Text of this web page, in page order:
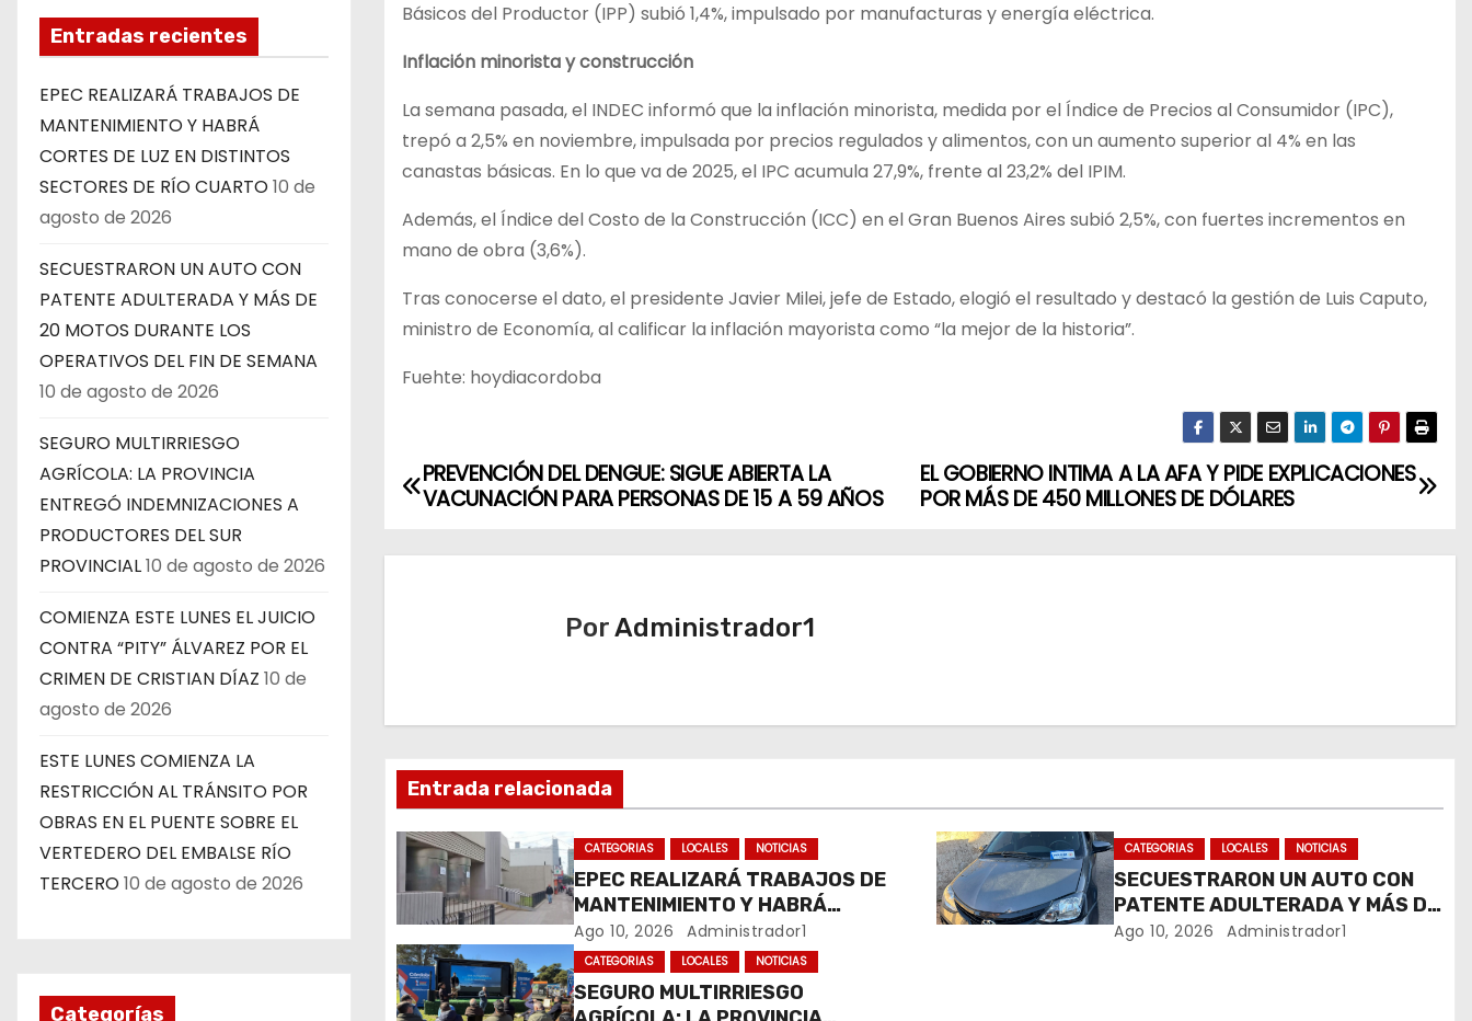
Entradas recientes
EPEC REALIZARÁ TRABAJOS DE
MANTENIMIENTO Y HABRÁ
CORTES DE LUZ EN DISTINTOS
SECTORES DE RÍO CUARTO10 de
agosto de 2026
SECUESTRARON UN AUTO CON
PATENTE ADULTERADA Y MÁS DE
20 MOTOS DURANTE LOS
OPERATIVOS DEL FIN DE SEMANA
10 de agosto de 2026
SEGURO MULTIRRIESGO
AGRÍCOLA: LA PROVINCIA
ENTREGÓ INDEMNIZACIONES A
PRODUCTORES DEL SUR
PROVINCIAL10 de agosto de 2026
COMIENZA ESTE LUNES EL JUICIO
CONTRA “PITY” ÁLVAREZ POR EL
CRIMEN DE CRISTIAN DÍAZ 10 de
agosto de 2026
ESTE LUNES COMIENZA LA
RESTRICCIÓN AL TRÁNSITO POR
OBRAS EN EL PUENTE SOBRE EL
VERTEDERO DEL EMBALSE RÍO
TERCERO10 de agosto de 2026
Categorías
Básicos del Productor (IPP) subió 1,4%, impulsado por manufacturas y energía eléctrica.
Inflación minorista y construcción
La semana pasada, el INDEC informó que la inflación minorista, medida por el Índice de Precios al Consumidor (IPC),
trepó a 2,5% en noviembre, impulsada por precios regulados y alimentos, con un aumento superior al 4% en las
canastas básicas. En lo que va de 2025, el IPC acumula 27,9%, frente al 23,2% del IPIM.
Además, el Índice del Costo de la Construcción (ICC) en el Gran Buenos Aires subió 2,5%, con fuertes incrementos en
mano de obra (3,6%).
Tras conocerse el dato, el presidente Javier Milei, jefe de Estado, elogió el resultado y destacó la gestión de Luis Caputo,
ministro de Economía, al calificar la inflación mayorista como “la mejor de la historia”.
Fuehte: hoydiacordoba
N
c
i
ó
n
d
e
EL GOBIERNO INTIMA A LA AFA Y PIDE EXPLICACIONES
POR MÁS DE 450 MILLONES DE DÓLARES
PREVENCIÓN DEL DENGUE: SIGUE ABIERTA LA
VACUNACIÓN PARA PERSONAS DE 15 A 59 AÑOS
PorAdministrador1
Entrada relacionada
CATEGORIAS LOCALES NOTICIAS
EPEC REALIZARÁ TRABAJOS DE
MANTENIMIENTO Y HABRÁ
CORTES DE LUZ EN DISTINTOS
SECTORES DE RÍO CUARTO
Ago 10, 2026 Administrador1
CATEGORIAS LOCALES NOTICIAS
SECUESTRARON UN AUTO CON
PATENTE ADULTERADA Y MÁS DE
20 MOTOS DURANTE LOS
Ago 10, 2026 Administrador1
CATEGORIAS LOCALES NOTICIAS
SEGURO MULTIRRIESGO